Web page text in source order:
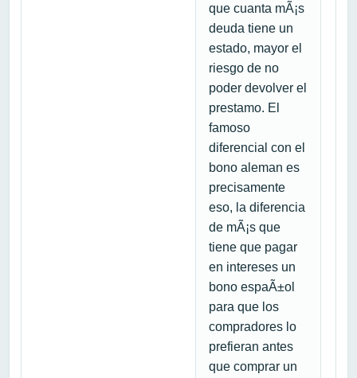
que cuanta mÃ¡s
deuda tiene un
estado, mayor el
riesgo de no
poder devolver el
prestamo. El
famoso
diferencial con el
bono aleman es
precisamente
eso, la diferencia
de mÃ¡s que
tiene que pagar
en intereses un
bono espaÃ±ol
para que los
compradores lo
prefieran antes
que comprar un